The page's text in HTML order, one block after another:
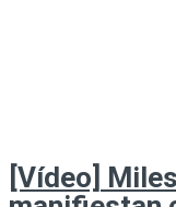
[Vídeo]